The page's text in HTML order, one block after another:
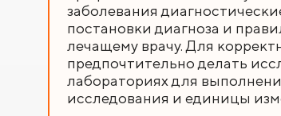
заболевания
постановки диагноза и
лечащему врачу. Для
предпочтительно делать
лабораториях для
исследования и единицы